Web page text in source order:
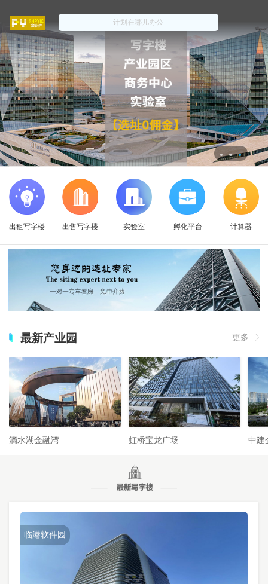
出租写字楼 出售写字楼 实验室 孵化平台 计算器
最新产业园 更多
滴水湖金融湾 虹桥宝龙广场 中建
临港软件园